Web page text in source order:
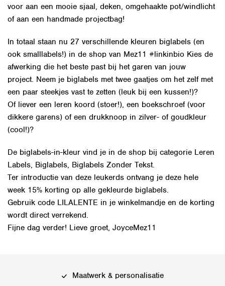
voor aan een mooie sjaal, deken, omgehaakte pot/windlicht
of aan een handmade projectbag!
In totaal staan nu 27 verschillende kleuren biglabels (en
ook smalllabels!) in de shop van Mez11 #linkinbio Kies de
afwerking die het beste past bij het garen van jouw
project. Neem je biglabels met twee gaatjes om het zelf met
een paar steekjes vast te zetten (leuk bij een kussen!)?
Of liever een leren koord (stoer!), een boekschroef (voor
dikkere garens) of een drukknoop in zilver- of goudkleur
(cool!)?
De biglabels-in-kleur vind je in de shop bij categorie Leren
Labels, Biglabels, Biglabels Zonder Tekst.
Ter introductie van deze leukerds ontvang je deze hele
week 15% korting op alle gekleurde biglabels.
Gebruik code LILALENTE in je winkelmandje en de korting
wordt direct verrekend.
Fijne dag verder! Lieve groet, JoyceMez11
Maatwerk & personalisatie